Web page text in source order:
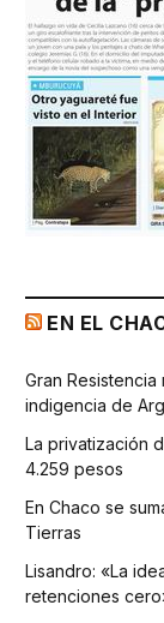
EN EL
Gran
indigencia de
La privatización
4.259 pesos
En Chaco se
Tierras
Lisandro: «La
retenciones